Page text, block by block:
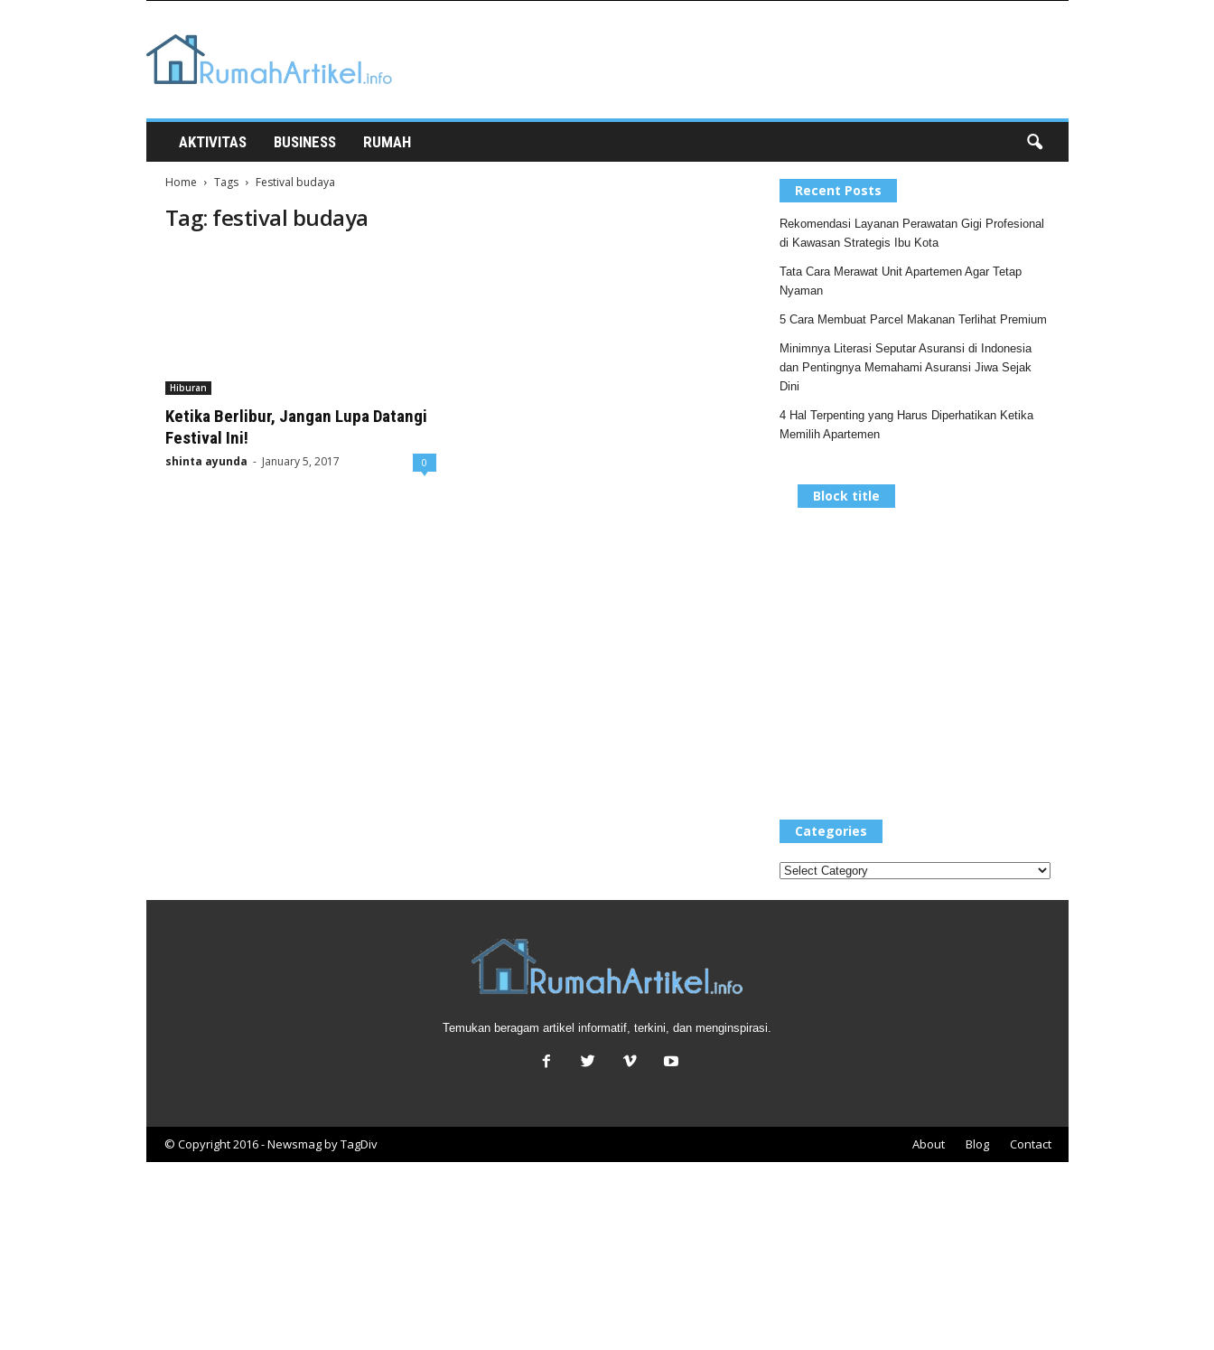
Artikel
AKTIVITAS BUSINESS RUMAH
Home Tags Festival budaya
Tag: festival budaya
Hiburan
Ketika Berlibur, Jangan Lupa Datangi
Festival Ini!
shinta ayunda - January 5, 2017 0
Recent Posts
Rekomendasi Layanan Perawatan Gigi Profesional
di Kawasan Strategis Ibu Kota
Tata Cara Merawat Unit Apartemen Agar Tetap
Nyaman
5 Cara Membuat Parcel Makanan Terlihat Premium
Minimnya Literasi Seputar Asuransi di Indonesia
dan Pentingnya Memahami Asuransi Jiwa Sejak
Dini
4 Hal Terpenting yang Harus Diperhatikan Ketika
Memilih Apartemen
Block title
Categories
Temukan beragam artikel informatif, terkini, dan menginspirasi.
About Blog Contact
© Copyright 2016 - Newsmag by TagDiv